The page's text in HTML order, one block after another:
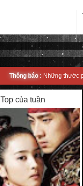
Thông báo : Những thước
Top của tuần